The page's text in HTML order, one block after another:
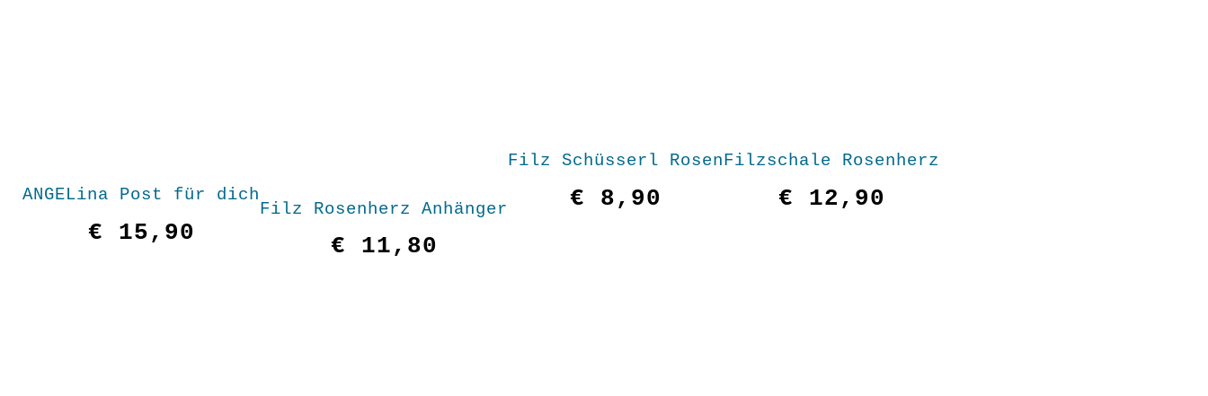
ANGELina Post für dich
€ 15,90
Filz Rosenherz Anhänger
€ 11,80
Filz Schüsserl Rosen
€ 8,90
Filzschale Rosenherz
€ 12,90